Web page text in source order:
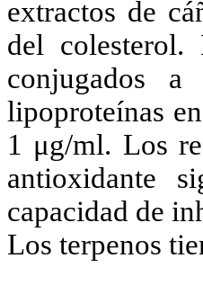
extractos de
del colesterol.
conjugados
lipoproteínas
1 μg/ml. Los
antioxidante
capacidad de
Los terpenos